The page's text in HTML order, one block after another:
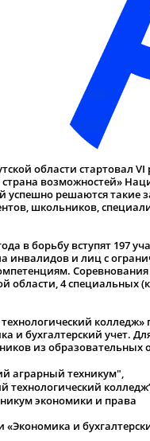
области стартовал
возможностей»
успешно решаются такие
школьников,
в борьбу вступят 197
инвалидов и лиц с
области, 4
и бухгалтерский учет.
из образовательных
аграрный техникум",
технологический
экономики и права
и